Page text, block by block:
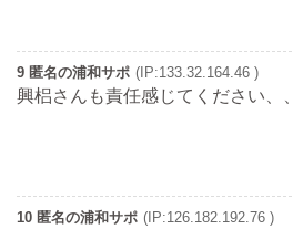
9 匿名の浦和サポ (IP:133.32.164.46 )
興梠さんも責任感じてください、、
10 匿名の浦和サポ (IP:126.182.192.76 )